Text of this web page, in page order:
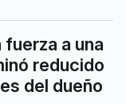
a una
reducido
del dueño